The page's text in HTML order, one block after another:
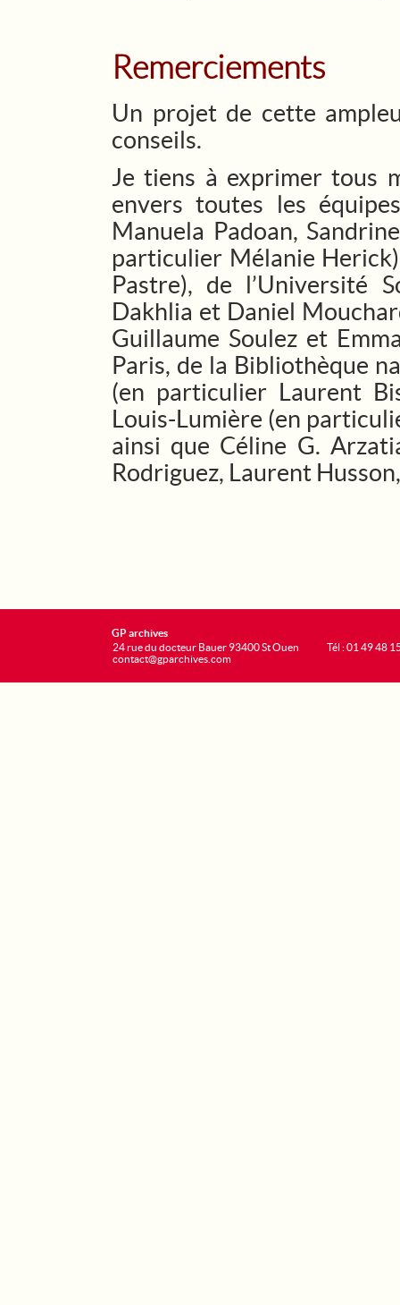
Remerciements
Un projet de cette
conseils.
Je tiens à exprimer tous
envers toutes les
Manuela Padoan,
particulier Mélanie
Pastre), de l’Université
Dakhlia et Daniel
Guillaume Soulez et
Paris, de la Bibliothèque
(en particulier Laurent
Louis-Lumière (en
ainsi que Céline G.
Rodriguez, Laurent
GP archives
24 rue du docteur Bauer 93400 St Ouen
contact@gparchives.com
Tél : 01 49 48